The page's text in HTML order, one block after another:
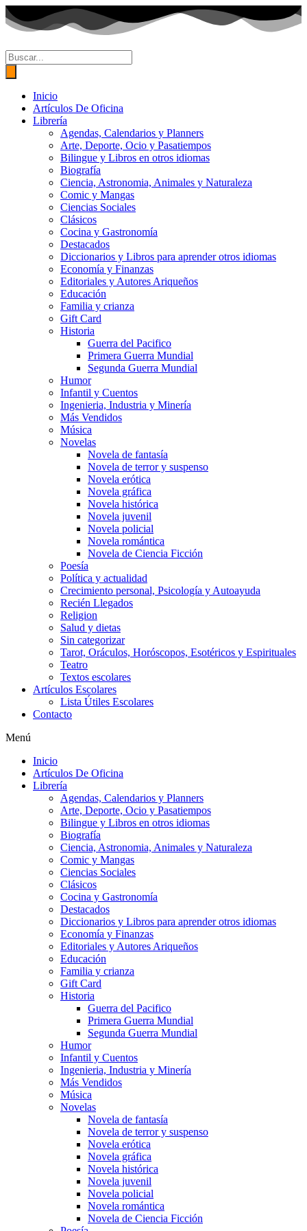
Ir
al
contenido
Búsqueda
de
productos
Inicio
Artículos De Oficina
Librería
Agendas, Calendarios y Planners
Arte, Deporte, Ocio y Pasatiempos
Bilingue y Libros en otros idiomas
Biografía
Ciencia, Astronomia, Animales y Naturaleza
Comic y Mangas
Ciencias Sociales
Clásicos
Cocina y Gastronomía
Destacados
Diccionarios y Libros para aprender otros idiomas
Economía y Finanzas
Editoriales y Autores Ariqueños
Educación
Familia y crianza
Gift Card
Historia
Guerra del Pacifico
Primera Guerra Mundial
Segunda Guerra Mundial
Humor
Infantil y Cuentos
Ingenieria, Industria y Minería
Más Vendidos
Música
Novelas
Novela de fantasía
Novela de terror y suspenso
Novela erótica
Novela gráfica
Novela histórica
Novela juvenil
Novela policial
Novela romántica
Novela de Ciencia Ficción
Poesía
Política y actualidad
Crecimiento personal, Psicología y Autoayuda
Recién Llegados
Religion
Salud y dietas
Sin categorizar
Tarot, Oráculos, Horóscopos, Esotéricos y Espirituales
Teatro
Textos escolares
Artículos Escolares
Lista Útiles Escolares
Contacto
Menú
Inicio
Artículos De Oficina
Librería
Agendas, Calendarios y Planners
Arte, Deporte, Ocio y Pasatiempos
Bilingue y Libros en otros idiomas
Biografía
Ciencia, Astronomia, Animales y Naturaleza
Comic y Mangas
Ciencias Sociales
Clásicos
Cocina y Gastronomía
Destacados
Diccionarios y Libros para aprender otros idiomas
Economía y Finanzas
Editoriales y Autores Ariqueños
Educación
Familia y crianza
Gift Card
Historia
Guerra del Pacifico
Primera Guerra Mundial
Segunda Guerra Mundial
Humor
Infantil y Cuentos
Ingenieria, Industria y Minería
Más Vendidos
Música
Novelas
Novela de fantasía
Novela de terror y suspenso
Novela erótica
Novela gráfica
Novela histórica
Novela juvenil
Novela policial
Novela romántica
Novela de Ciencia Ficción